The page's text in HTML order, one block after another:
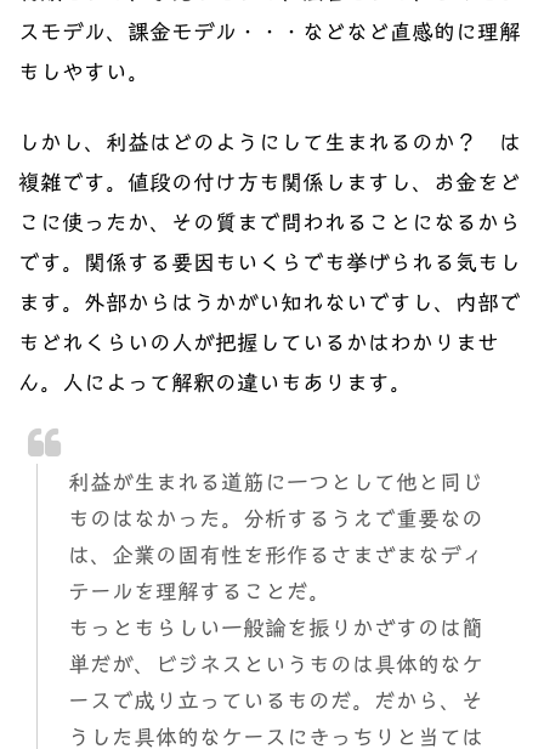
スモデル、課金モデル・・・などなど直感的に理解
もしやすい。
しかし、利益はどのようにして生まれるのか？ は
複雑です。値段の付け方も関係しますし、お金をど
こに使ったか、その質まで問われることになるから
です。関係する要因もいくらでも挙げられる気もし
ます。外部からはうかがい知れないですし、内部で
もどれくらいの人が把握しているかはわかりませ
ん。人によって解釈の違いもあります。
利益が生まれる道筋に一つとして他と同じ
ものはなかった。分析するうえで重要なの
は、企業の固有性を形作るさまざまなディ
テールを理解することだ。
もっともらしい一般論を振りかざすのは簡
単だが、ビジネスというものは具体的なケ
ースで成り立っているものだ。だから、そ
うした具体的なケースにきっちりと当ては